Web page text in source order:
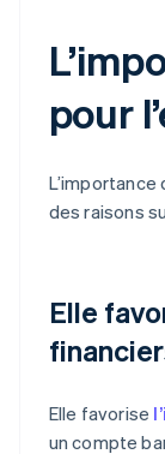
pour
L’importance
des raisons
Elle
Elle favorise
un compte